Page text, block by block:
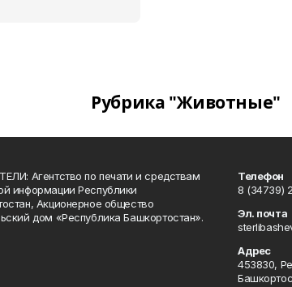
Рубрика "Животные"
Агентство по печати и средствам
информации Республики
Акционерное общество
дом «Республика Башкортостан».
Телефон
8 (34739)
Эл. почта
Адрес
453830,